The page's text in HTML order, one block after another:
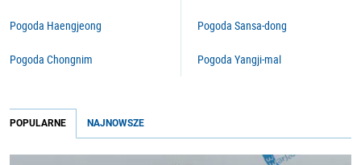
Pogoda Haengjeong
Pogoda Chongnim
Pogoda Sansa-dong
Pogoda Yangji-mal
POPULARNE NAJNOWSZE